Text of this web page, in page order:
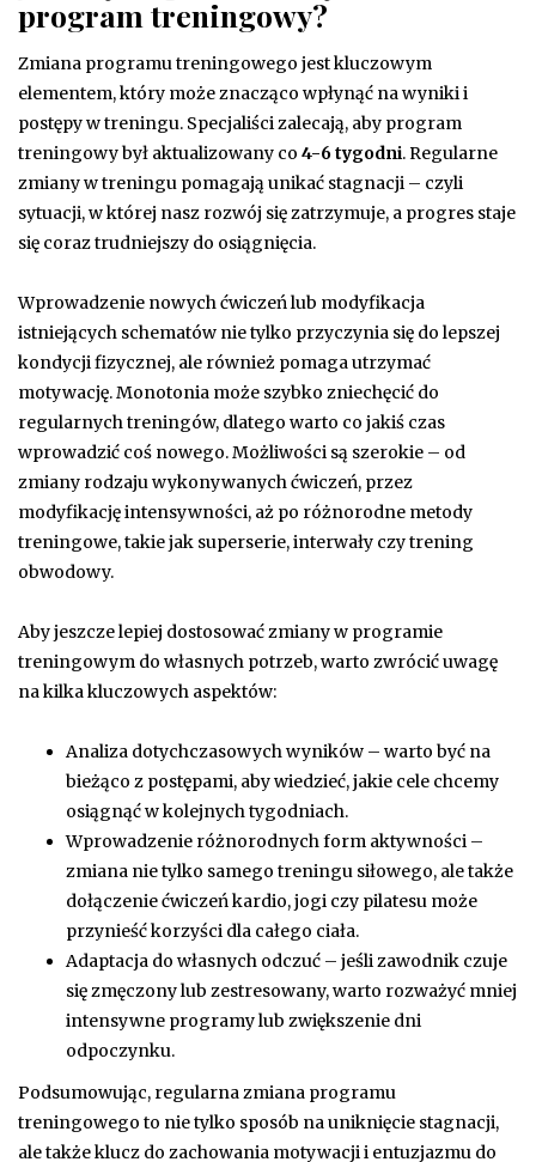
program treningowy?
Zmiana programu treningowego jest kluczowym
elementem, który może znacząco wpłynąć na wyniki i
postępy w treningu. Specjaliści zalecają, aby program
treningowy był aktualizowany co 4-6 tygodni. Regularne
zmiany w treningu pomagają unikać stagnacji – czyli
sytuacji, w której nasz rozwój się zatrzymuje, a progres staje
się coraz trudniejszy do osiągnięcia.
Wprowadzenie nowych ćwiczeń lub modyfikacja
istniejących schematów nie tylko przyczynia się do lepszej
kondycji fizycznej, ale również pomaga utrzymać
motywację. Monotonia może szybko zniechęcić do
regularnych treningów, dlatego warto co jakiś czas
wprowadzić coś nowego. Możliwości są szerokie – od
zmiany rodzaju wykonywanych ćwiczeń, przez
modyfikację intensywności, aż po różnorodne metody
treningowe, takie jak superserie, interwały czy trening
obwodowy.
Aby jeszcze lepiej dostosować zmiany w programie
treningowym do własnych potrzeb, warto zwrócić uwagę
na kilka kluczowych aspektów:
Analiza dotychczasowych wyników – warto być na
bieżąco z postępami, aby wiedzieć, jakie cele chcemy
osiągnąć w kolejnych tygodniach.
Wprowadzenie różnorodnych form aktywności –
zmiana nie tylko samego treningu siłowego, ale także
dołączenie ćwiczeń kardio, jogi czy pilatesu może
przynieść korzyści dla całego ciała.
Adaptacja do własnych odczuć – jeśli zawodnik czuje
się zmęczony lub zestresowany, warto rozważyć mniej
intensywne programy lub zwiększenie dni
odpoczynku.
Podsumowując, regularna zmiana programu
treningowego to nie tylko sposób na uniknięcie stagnacji,
ale także klucz do zachowania motywacji i entuzjazmu do